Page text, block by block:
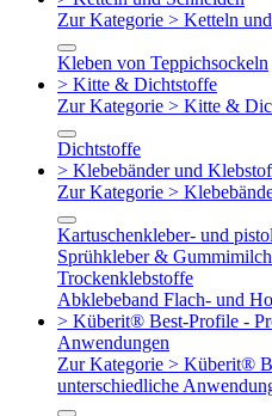
Zur Kategorie > Ketteln
Kleben von Teppichsockeln
> Kitte & Dichtstoffe
Zur Kategorie > Kitte &
Dichtstoffe
> Klebebänder und
Zur Kategorie >
Kartuschenkleber- und
Sprühkleber & Gummimilch
Trockenklebstoffe
Abklebeband Flach- und
> Küberit® Best-Profile -
Anwendungen
Zur Kategorie > Küberit®
unterschiedliche